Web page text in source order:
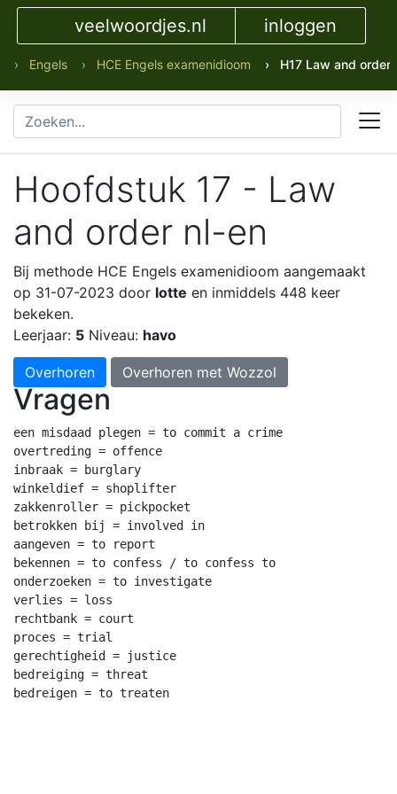
veelwoordjes.nl inloggen
› Engels › HCE Engels examenidioom › H17 Law and order
Hoofdstuk 17 - Law
and order nl-en
Bij methode HCE Engels examenidioom aangemaakt
op 31-07-2023 door lotte en inmiddels 448 keer
bekeken.
Leerjaar: 5 Niveau: havo
Overhoren Overhoren met Wozzol
Vragen
een misdaad plegen = to commit a crime
overtreding = offence
inbraak = burglary
winkeldief = shoplifter
zakkenroller = pickpocket
betrokken bij = involved in
aangeven = to report
bekennen = to confess / to confess to
onderzoeken = to investigate
verlies = loss
rechtbank = court
proces = trial
gerechtigheid = justice
bedreiging = threat